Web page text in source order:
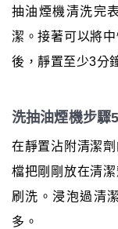
抽油煙機清洗完
潔。接著可以將
後，靜置至少3分
洗抽油煙機步驟
在靜置沾附清潔
檔把剛剛放在清
刷洗。浸泡過清
多。